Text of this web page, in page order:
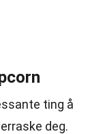
ting å
deg.